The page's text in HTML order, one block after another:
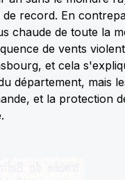
record. En
chaude de toute la
de vents
et cela
département, mais
et la protection